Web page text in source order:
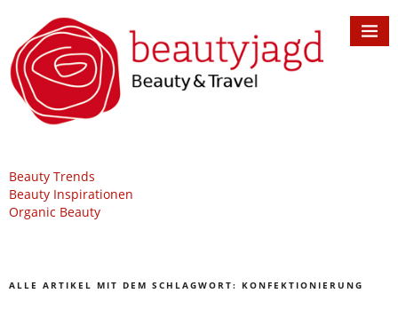
Beauty Trends
Beauty Inspirationen
Organic Beauty
ALLE ARTIKEL MIT DEM SCHLAGWORT: KONFEKTIONIERUNG